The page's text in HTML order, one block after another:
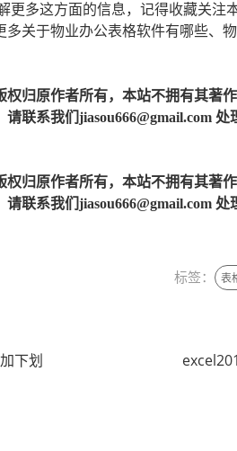
更多这方面的信息，记得收藏关注
关于物业办公表格软件有哪些、
归原作者所有，本站不拥有其著
联系我们jiasou666@gmail.com
归原作者所有，本站不拥有其著
联系我们jiasou666@gmail.com
标签： 表
下划